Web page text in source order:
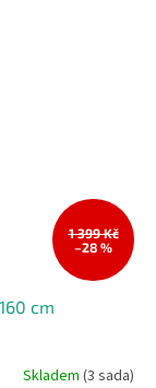
1 399 Kč
–28 %
cm
Skladem (3 sada)